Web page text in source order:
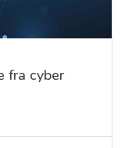
fra cyber